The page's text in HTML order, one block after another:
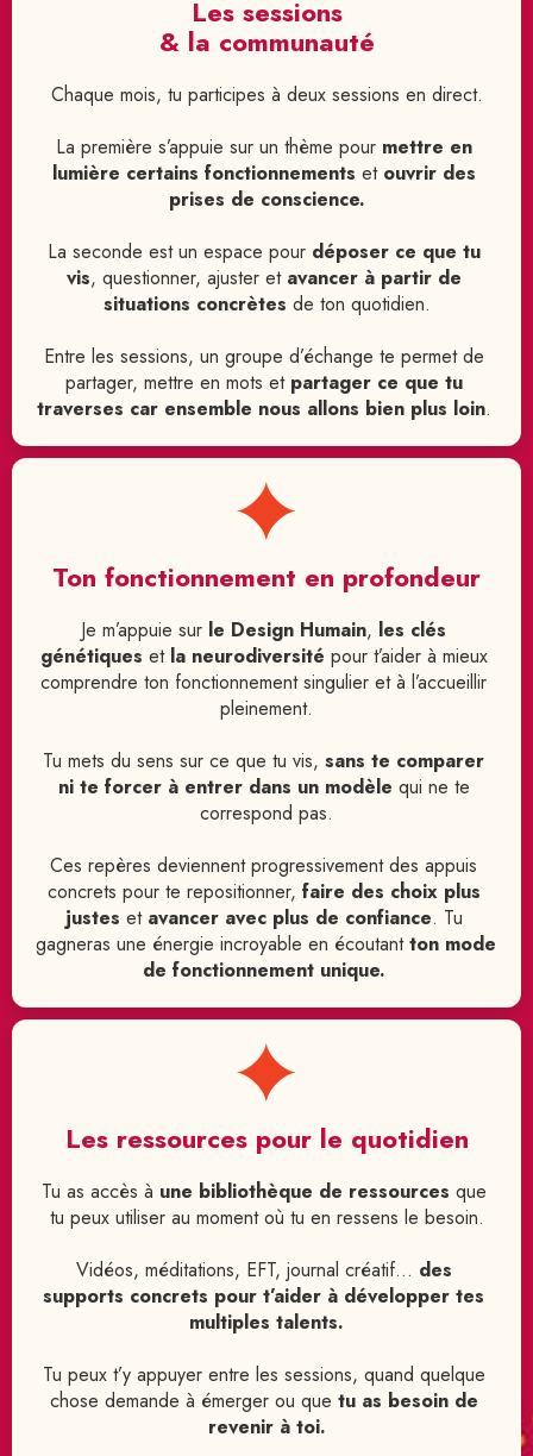
Les sessions
& la communauté
Chaque mois, tu participes à deux sessions en direct.
La première s’appuie sur un thème pour mettre en
lumière certains fonctionnements et ouvrir des
prises de conscience.
La seconde est un espace pour déposer ce que tu
vis, questionner, ajuster et avancer à partir de
situations concrètes de ton quotidien.
Entre les sessions, un groupe d’échange te permet de
partager, mettre en mots et partager ce que tu
traverses car ensemble nous allons bien plus loin.
Ton fonctionnement en profondeur
Je m’appuie sur le Design Humain, les clés
génétiques et la neurodiversité pour t’aider à mieux
comprendre ton fonctionnement singulier et à l’accueillir
pleinement.
Tu mets du sens sur ce que tu vis, sans te comparer
ni te forcer à entrer dans un modèle qui ne te
correspond pas.
Ces repères deviennent progressivement des appuis
concrets pour te repositionner, faire des choix plus
justes et avancer avec plus de confiance. Tu
gagneras une énergie incroyable en écoutant ton mode
de fonctionnement unique.
Les ressources pour le quotidien
Tu as accès à une bibliothèque de ressources que
tu peux utiliser au moment où tu en ressens le besoin.
Vidéos, méditations, EFT, journal créatif… des
supports concrets pour t’aider à développer tes
multiples talents.
Tu peux t’y appuyer entre les sessions, quand quelque
chose demande à émerger ou que tu as besoin de
revenir à toi.